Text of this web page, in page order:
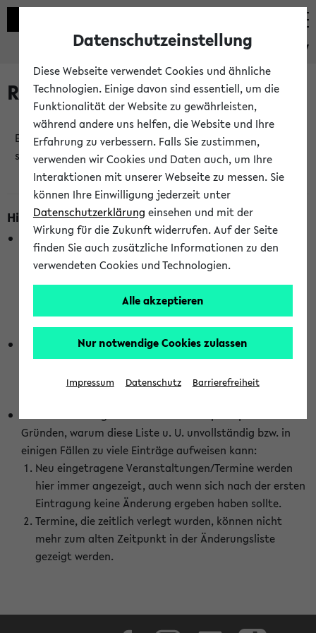
eKVV
Raumänderungen
Es wurden keine Raumänderungen an jetzt
stattfindenden Veranstaltungen gefunden!
Hinweise zur Liste der Raumänderungen
In dieser Liste werden nur Veranstaltungstermine
berücksichtigt, die gerade oder innerhalb der nächsten 2
Stunden stattfinden. Berücksichtigt werden nur Termine,
wurden. Die Anzeige ist semesterübergreifend und nicht
abhängig vom im eKVV gewählten Semester.
Die hier gezeigte Liste von Raumänderungen kann nur
vollständig sein, wenn den Fakultäten von den Lehrenden
die Änderungen zeitnah mitgeteilt und diese Änderungen
Gründen, warum diese Liste u. U. unvollständig bzw. in
einigen Fällen zu viele Einträge aufweisen kann:
Neu eingetragene Veranstaltungen/Termine werden
hier immer angezeigt, auch wenn sich nach der ersten
Eintragung keine Änderung ergeben haben sollte.
Termine, die zeitlich verlegt wurden, können nicht
mehr zum alten Zeitpunkt in der Änderungsliste
gezeigt werden.
Datenschutzeinstellung
Diese Webseite verwendet Cookies und ähnliche
Technologien. Einige davon sind essentiell, um die
Funktionalität der Website zu gewährleisten,
während andere uns helfen, die Website und Ihre
Erfahrung zu verbessern. Falls Sie zustimmen,
verwenden wir Cookies und Daten auch, um Ihre
Interaktionen mit unserer Webseite zu messen. Sie
können Ihre Einwilligung jederzeit unter
Datenschutzerklärung einsehen und mit der
Wirkung für die Zukunft widerrufen. Auf der Seite
finden Sie auch zusätzliche Informationen zu den
verwendeten Cookies und Technologien.
Alle akzeptieren
Nur notwendige Cookies zulassen
Impressum Datenschutz Barrierefreiheit